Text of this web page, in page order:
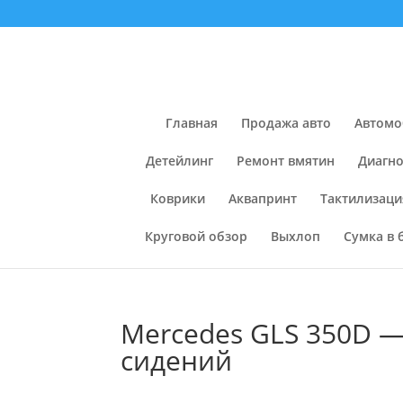
Главная Продажа авто
Детейлинг Ремонт вмятин
Коврики Аквапринт
Круговой обзор Выхлоп Сумка в
Mercedes GLS 350D
сидений